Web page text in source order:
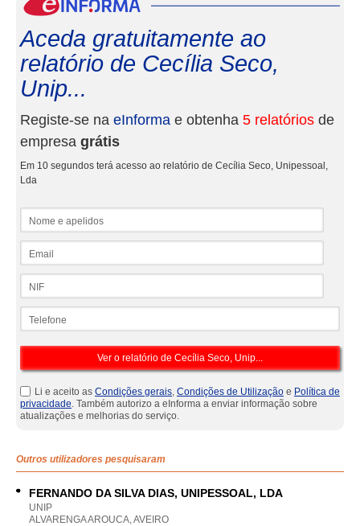
Aceda gratuitamente ao
relatório de Cecília Seco,
Unip...
Registe-se na eInforma e obtenha 5 relatórios de
empresa grátis
Em 10 segundos terá acesso ao relatório de Cecília Seco, Unipessoal,
Lda
Li e aceito as Condições gerais, Condições de Utilização e Política de
privacidade. Também autorizo a eInforma a enviar informação sobre
atualizações e melhorias do serviço.
Outros utilizadores pesquisaram
FERNANDO DA SILVA DIAS, UNIPESSOAL, LDA
UNIP
ALVARENGA AROUCA, AVEIRO